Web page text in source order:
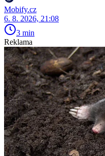
Mobify.cz
6. 8. 2026, 21:08
3 min
Reklama